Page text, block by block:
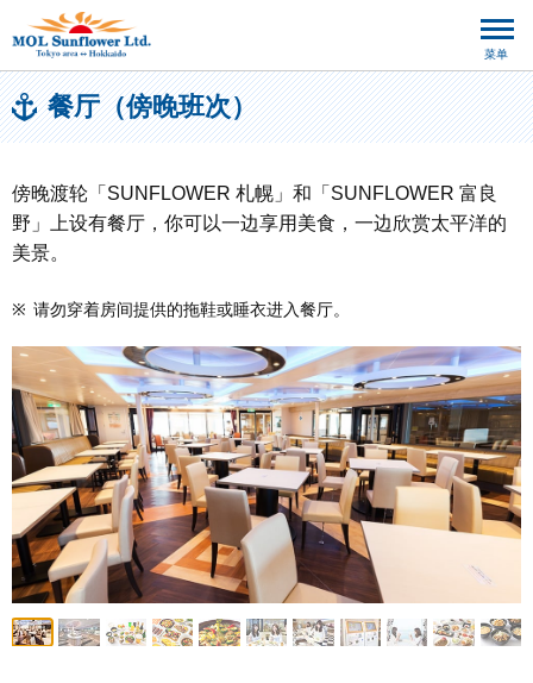
菜单
餐厅（傍晚班次）
傍晚渡轮「SUNFLOWER 札幌」和「SUNFLOWER 富良
野」上设有餐厅，你可以一边享用美食，一边欣赏太平洋的
美景。
※ 请勿穿着房间提供的拖鞋或睡衣进入餐厅。